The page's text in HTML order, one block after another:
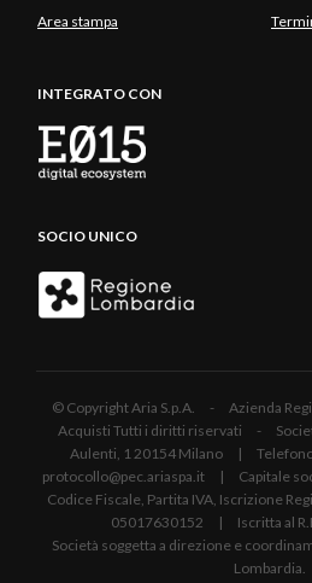
Area stampa
INTEGRATO CON
SOCIO UNICO
© Copyright Aria S.p.A. - Azienda
Acquisti Tutti i diritti riservati -
Aulenti, 1 20154 Milano |
protocollo@pec.ariaspa.it | Capitale
Codice Fiscale, Partita IVA, Iscrizione
05017630152 | Iscritta al
Società soggetta a direzione e
Lombardia.